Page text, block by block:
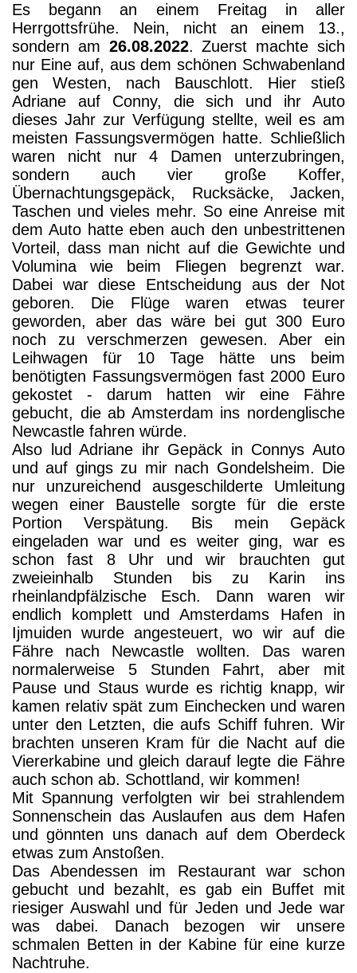
Es begann an einem Freitag in aller
Herrgottsfrühe. Nein, nicht an einem 13.,
sondern am 26.08.2022. Zuerst machte sich
nur Eine auf, aus dem schönen Schwabenland
gen Westen, nach Bauschlott. Hier stieß
Adriane auf Conny, die sich und ihr Auto
dieses Jahr zur Verfügung stellte, weil es am
meisten Fassungsvermögen hatte. Schließlich
waren nicht nur 4 Damen unterzubringen,
sondern auch vier große Koffer,
Übernachtungsgepäck, Rucksäcke, Jacken,
Taschen und vieles mehr. So eine Anreise mit
dem Auto hatte eben auch den unbestrittenen
Vorteil, dass man nicht auf die Gewichte und
Volumina wie beim Fliegen begrenzt war.
Dabei war diese Entscheidung aus der Not
geboren. Die Flüge waren etwas teurer
geworden, aber das wäre bei gut 300 Euro
noch zu verschmerzen gewesen. Aber ein
Leihwagen für 10 Tage hätte uns beim
benötigten Fassungsvermögen fast 2000 Euro
gekostet - darum hatten wir eine Fähre
gebucht, die ab Amsterdam ins nordenglische
Newcastle fahren würde.
Also lud Adriane ihr Gepäck in Connys Auto
und auf gings zu mir nach Gondelsheim. Die
nur unzureichend ausgeschilderte Umleitung
wegen einer Baustelle sorgte für die erste
Portion Verspätung. Bis mein Gepäck
eingeladen war und es weiter ging, war es
schon fast 8 Uhr und wir brauchten gut
zweieinhalb Stunden bis zu Karin ins
rheinlandpfälzische Esch. Dann waren wir
endlich komplett und Amsterdams Hafen in
Ijmuiden wurde angesteuert, wo wir auf die
Fähre nach Newcastle wollten. Das waren
normalerweise 5 Stunden Fahrt, aber mit
Pause und Staus wurde es richtig knapp, wir
kamen relativ spät zum Einchecken und waren
unter den Letzten, die aufs Schiff fuhren. Wir
brachten unseren Kram für die Nacht auf die
Viererkabine und gleich darauf legte die Fähre
auch schon ab. Schottland, wir kommen!
Mit Spannung verfolgten wir bei strahlendem
Sonnenschein das Auslaufen aus dem Hafen
und gönnten uns danach auf dem Oberdeck
etwas zum Anstoßen.
Das Abendessen im Restaurant
war schon
gebucht und bezahlt, es gab ein Buffet mit
riesiger Auswahl und für Jeden und Jede war
was dabei. Danach bezogen wir unsere
schmalen Betten in der Kabine für eine kurze
Nachtruhe.